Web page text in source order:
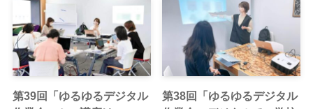
第39回「ゆるゆるデジタル
第38回「ゆるゆるデジタル